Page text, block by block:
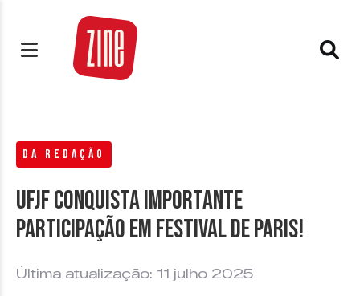
DA REDAÇÃO
UFJF conquista importante
participação em festival de Paris!
Última atualização: 11 julho 2025